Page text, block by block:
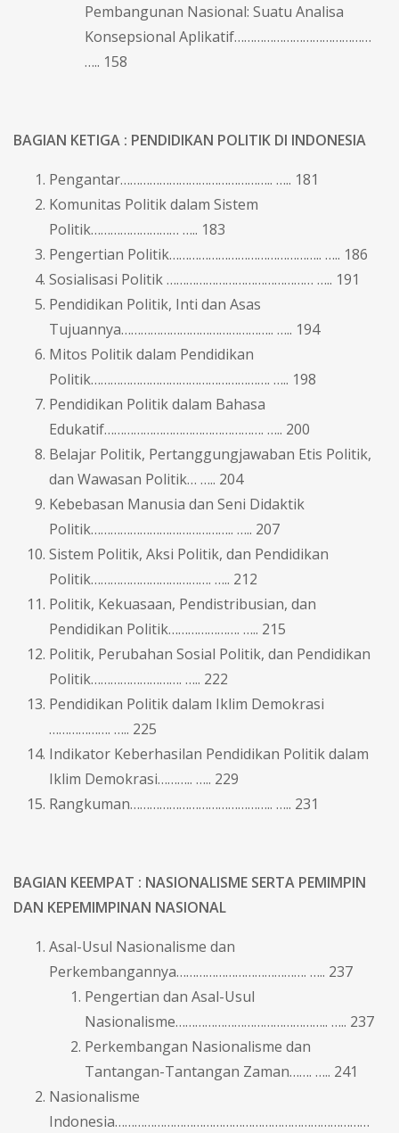
Pembangunan Nasional: Suatu Analisa
Konsepsional Aplikatif……………………………………
….. 158
BAGIAN KETIGA : PENDIDIKAN POLITIK DI INDONESIA
Pengantar……………………………………….. ….. 181
Komunitas Politik dalam Sistem
Politik……………………… ….. 183
Pengertian Politik……………………………………….. ….. 186
Sosialisasi Politik ……………………………………… ….. 191
Pendidikan Politik, Inti dan Asas
Tujuannya……………………………………….. ….. 194
Mitos Politik dalam Pendidikan
Politik………………………………………………. ….. 198
Pendidikan Politik dalam Bahasa
Edukatif…………………………………………. ….. 200
Belajar Politik, Pertanggungjawaban Etis Politik,
dan Wawasan Politik… ….. 204
Kebebasan Manusia dan Seni Didaktik
Politik…………………………………….. ….. 207
Sistem Politik, Aksi Politik, dan Pendidikan
Politik………………………………. ….. 212
Politik, Kekuasaan, Pendistribusian, dan
Pendidikan Politik…………………. ….. 215
Politik, Perubahan Sosial Politik, dan Pendidikan
Politik………………………. ….. 222
Pendidikan Politik dalam Iklim Demokrasi
………………. ….. 225
Indikator Keberhasilan Pendidikan Politik dalam
Iklim Demokrasi……….. ….. 229
Rangkuman…………………………………….. ….. 231
BAGIAN KEEMPAT : NASIONALISME SERTA PEMIMPIN
DAN KEPEMIMPINAN NASIONAL
Asal-Usul Nasionalisme dan
Perkembangannya…………………………………. ….. 237
Pengertian dan Asal-Usul
Nasionalisme……………………………………….. ….. 237
Perkembangan Nasionalisme dan
Tantangan-Tantangan Zaman……. ….. 241
Nasionalisme
Indonesia……………………………………………………………………